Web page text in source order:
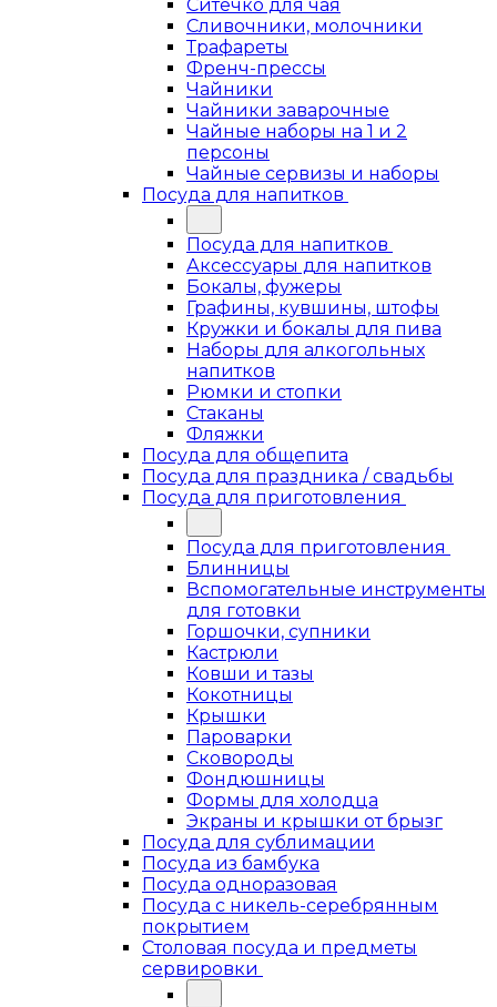
Ситечко для чая
Сливочники, молочники
Трафареты
Френч-прессы
Чайники
Чайники заварочные
Чайные наборы на 1 и 2
персоны
Чайные сервизы и наборы
Посуда для напитков
Посуда для напитков
Аксессуары для напитков
Бокалы, фужеры
Графины, кувшины, штофы
Кружки и бокалы для пива
Наборы для алкогольных
напитков
Рюмки и стопки
Стаканы
Фляжки
Посуда для общепита
Посуда для праздника / свадьбы
Посуда для приготовления
Посуда для приготовления
Блинницы
Вспомогательные инструменты
для готовки
Горшочки, супники
Кастрюли
Ковши и тазы
Кокотницы
Крышки
Пароварки
Сковороды
Фондюшницы
Формы для холодца
Экраны и крышки от брызг
Посуда для сублимации
Посуда из бамбука
Посуда одноразовая
Посуда с никель-серебрянным
покрытием
Столовая посуда и предметы
сервировки